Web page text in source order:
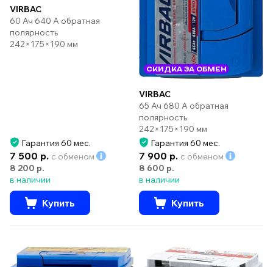
VIRBAC
60 Ач 640 А обратная
полярность
242×175×190 мм
Гарантия 60 мес.
7 500 р. с обменом
8 200 р.
в наличии
Купить
СКИДКА ЗА ОБМЕН
VIRBAC
65 Ач 680 А обратная
полярность
242×175×190 мм
Гарантия 60 мес.
7 900 р. с обменом
8 600 р.
в наличии
Купить